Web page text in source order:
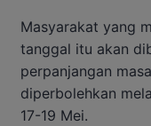
Masyarakat yang
tanggal itu akan
perpanjangan
diperbolehkan
17-19 Mei.